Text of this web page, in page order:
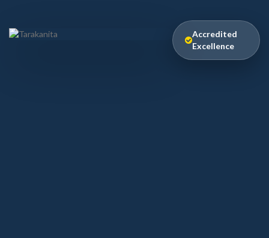
Accredited
Excellence